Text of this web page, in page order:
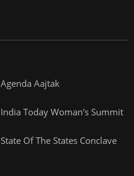
Agenda Aajtak
India Today Woman's Summit
State Of The States Conclave